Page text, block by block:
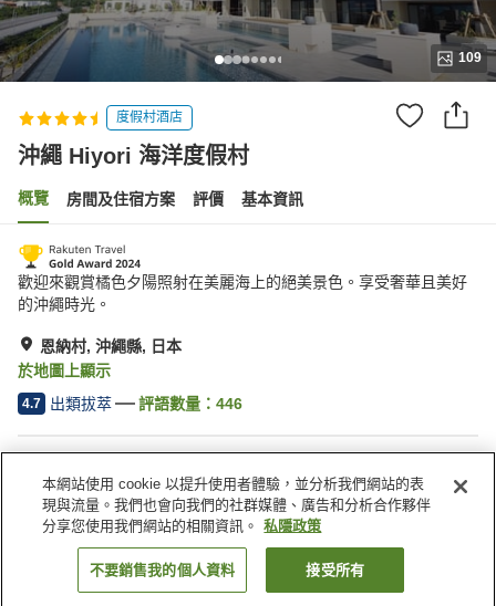
109
度假村酒店
沖繩 Hiyori 海洋度假村
概覽 房間及住宿方案 評價 基本資訊
歡迎來觀賞橘色夕陽照射在美麗海上的絕美景色。享受奢華且美好
的沖繩時光。
恩納村, 沖繩縣, 日本
於地圖上顯示
4.7 出類拔萃 評語數量： 446
停車場
桑拿
水療/美容院
健身室/健身中心
日本 沖繩縣 恩納村 沖繩 Hiyori 海洋度假村
找客房
本網站使用 cookie 以提升使用者體驗，並分析我們網站的表
現與流量。我們也會向我們的社群媒體、廣告和分析合作夥伴
分享您使用我們網站的相關資訊。
私隱政策
不要銷售我的個人資料 接受所有